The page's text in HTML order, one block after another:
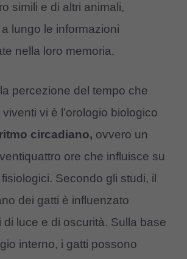
simili e di altri animali,
lungo le informazioni
nella loro memoria.
percezione del tempo che
vi è l’orologio biologico
ritmo circadiano, ovvero un
ore che influisce su
Secondo gli studi, il
dei gatti è influenzato
di luce e di oscurità. Sulla base
interno, i gatti possono